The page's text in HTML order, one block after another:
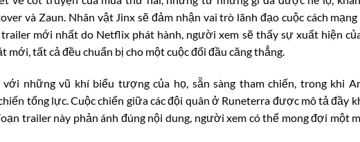
và Zaun. Nhân vật Jinx sẽ đảm nhận vai trò lãnh đạo cuộc cách mạng
mới nhất do Netflix phát hành, người xem sẽ thấy sự xuất hiện
mới, tất cả đều chuẩn bị cho một cuộc đối đầu căng thẳng.
những vũ khí biểu tượng của họ, sẵn sàng tham chiến, trong khi
tổng lực. Cuộc chiến giữa các đội quân ở Runeterra được mô tả đầy
trailer này phản ánh đúng nội dung, người xem có thể mong đợi một